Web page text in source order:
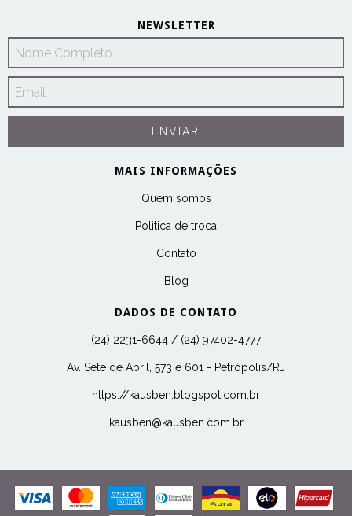
NEWSLETTER
MAIS INFORMAÇÕES
Quem somos
Politica de troca
Contato
Blog
DADOS DE CONTATO
(24) 2231-6644 / (24) 97402-4777
Av. Sete de Abril, 573 e 601 - Petrópolis/RJ
https://kausben.blogspot.com.br
kausben@kausben.com.br